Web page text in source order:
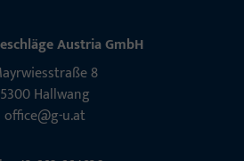
Aus­tria GmbH
8
5300 Hall­wang
office@g-u.at